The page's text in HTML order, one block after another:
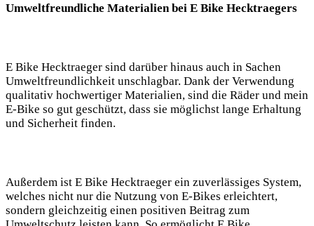
Umweltfreundliche Materialien bei E Bike Hecktraegers
E Bike Hecktraeger sind darüber hinaus auch in Sachen
Umweltfreundlichkeit unschlagbar. Dank der Verwendung
qualitativ hochwertiger Materialien, sind die Räder und mein
E-Bike so gut geschützt, dass sie möglichst lange Erhaltung
und Sicherheit finden.
Außerdem ist E Bike Hecktraeger ein zuverlässiges System,
welches nicht nur die Nutzung von E-Bikes erleichtert,
sondern gleichzeitig einen positiven Beitrag zum